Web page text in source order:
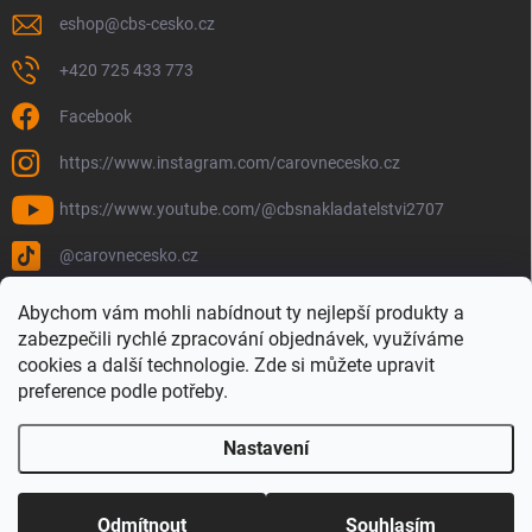
Abychom vám mohli nabídnout ty nejlepší produkty a
zabezpečili rychlé zpracování objednávek, využíváme
cookies a další technologie. Zde si můžete upravit
preference podle potřeby.
Nastavení
Odmítnout Souhlasím
eshop@cbs-cesko.cz
+420 725 433 773
Facebook
https://www.instagram.com/carovnecesko.cz
https://www.youtube.com/@cbsnakladatelstvi2707
@carovnecesko.cz
Copyright 2026Čarovné Česko - Knihy, Mapy a Mapová móda. Všechna
práva vyhrazena.
Upravit nastavení cookies